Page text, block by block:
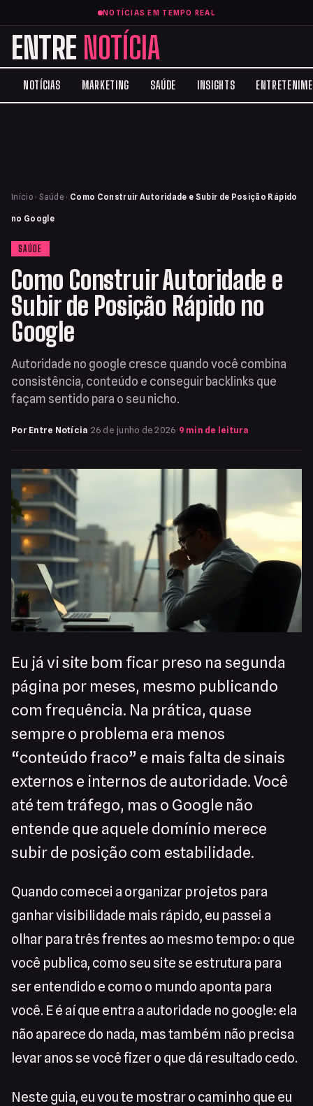
NOTÍCIAS EM TEMPO REAL
ENTRE NOTÍCIA
NOTÍCIAS MARKETING SAÚDE INSIGHTS
Início › Saúde › Como Construir Autoridade e Subir de Posição Rápido
no Google
SAÚDE
Como Construir Autoridade e
Subir de Posição Rápido no
Google
Autoridade no google cresce quando você combina
consistência, conteúdo e conseguir backlinks que
façam sentido para o seu nicho.
Por Entre Notícia·26 de junho de 2026· 9 min de leitura
Eu já vi site bom ficar preso na segunda
página por meses, mesmo publicando
com frequência. Na prática, quase
sempre o problema era menos
“conteúdo fraco” e mais falta de sinais
externos e internos de autoridade. Você
até tem tráfego, mas o Google não
entende que aquele domínio merece
subir de posição com estabilidade.
Quando comecei a organizar projetos para
ganhar visibilidade mais rápido, eu passei a
olhar para três frentes ao mesmo tempo: o que
você publica, como seu site se estrutura para
ser entendido e como o mundo aponta para
você. E é aí que entra a autoridade no google: ela
não aparece do nada, mas também não precisa
levar anos se você fizer o que dá resultado cedo.
Neste guia, eu vou te mostrar o caminho que eu